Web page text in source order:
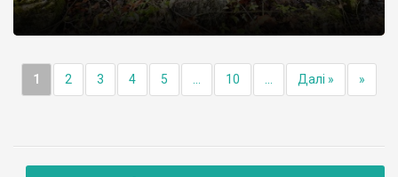
1 2 3 4 5 10 Далі » »